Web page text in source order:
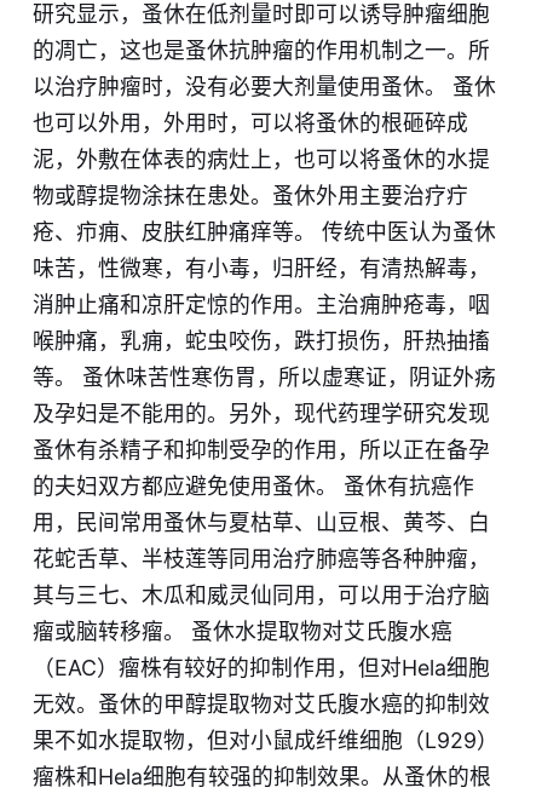
研究显示，蚤休在低剂量时即可以诱导肿瘤细胞
的凋亡，这也是蚤休抗肿瘤的作用机制之一。所
以治疗肿瘤时，没有必要大剂量使用蚤休。 蚤休
也可以外用，外用时，可以将蚤休的根砸碎成
泥，外敷在体表的病灶上，也可以将蚤休的水提
物或醇提物涂抹在患处。蚤休外用主要治疗疔
疮、疖痈、皮肤红肿痛痒等。 传统中医认为蚤休
味苦，性微寒，有小毒，归肝经，有清热解毒，
消肿止痛和凉肝定惊的作用。主治痈肿疮毒，咽
喉肿痛，乳痈，蛇虫咬伤，跌打损伤，肝热抽搐
等。 蚤休味苦性寒伤胃，所以虚寒证，阴证外疡
及孕妇是不能用的。另外，现代药理学研究发现
蚤休有杀精子和抑制受孕的作用，所以正在备孕
的夫妇双方都应避免使用蚤休。 蚤休有抗癌作
用，民间常用蚤休与夏枯草、山豆根、黄芩、白
花蛇舌草、半枝莲等同用治疗肺癌等各种肿瘤，
其与三七、木瓜和威灵仙同用，可以用于治疗脑
瘤或脑转移瘤。 蚤休水提取物对艾氏腹水癌
（EAC）瘤株有较好的抑制作用，但对Hela细胞
无效。蚤休的甲醇提取物对艾氏腹水癌的抑制效
果不如水提取物，但对小鼠成纤维细胞（L929）
瘤株和Hela细胞有较强的抑制效果。从蚤休的根